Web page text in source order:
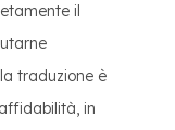
il
traduzione è
in